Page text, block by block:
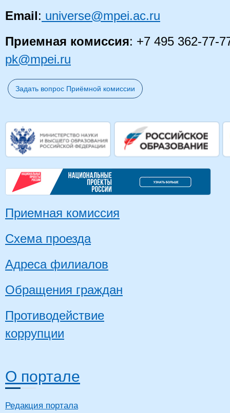
Email: universe@mpei.ac.ru
Приемная комиссия: +7 495 362-77-
pk@mpei.ru
Задать вопрос Приёмной комиссии
Приемная комиссия
Схема проезда
Адреса филиалов
Обращения граждан
Противодействие
коррупции
О портале
Редакция портала